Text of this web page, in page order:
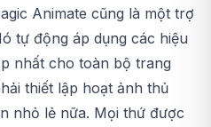
Animate cũng là một trợ
tự động áp dụng các hiệu
nhất cho toàn bộ trang
thiết lập hoạt ảnh thủ
nhỏ lẻ nữa. Mọi thứ được